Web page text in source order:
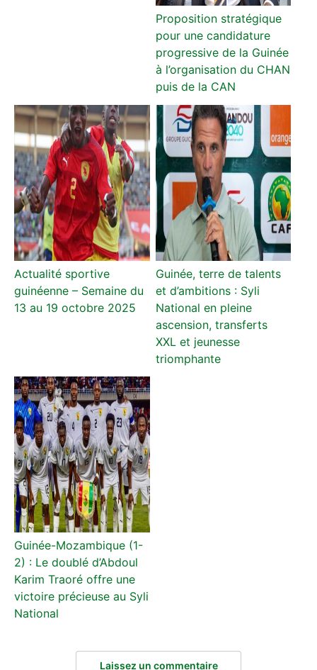
Proposition stratégique
pour une candidature
progressive de la Guinée
à l’organisation du CHAN
puis de la CAN
Actualité sportive
guinéenne – Semaine du
13 au 19 octobre 2025
Guinée, terre de talents
et d’ambitions : Syli
National en pleine
ascension, transferts
XXL et jeunesse
triomphante
Guinée-Mozambique (1-
2) : Le doublé d’Abdoul
Karim Traoré offre une
victoire précieuse au Syli
National
Laissez un commentaire